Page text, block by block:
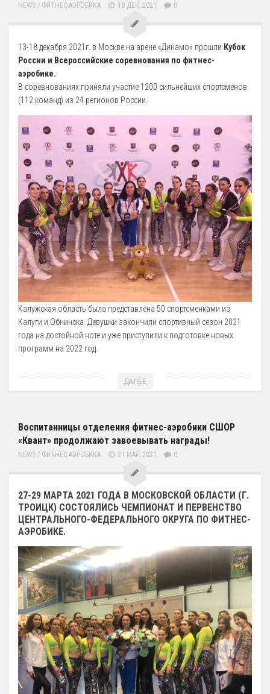
NEWS / ФИТНЕС-АЭРОБИКА 18 ДЕК, 2021 0
13-18 декабря 2021г. в Москве на арене «Динамо» прошли Кубок
России и Всероссийские соревнования по фитнес-
аэробике.
В соревнованиях приняли участие 1200 сильнейших спортсменов
(112 команд) из 24 регионов России.
Калужская область была представлена 50 спортсменками из
Калуги и Обнинска. Девушки закончили спортивный сезон 2021
года на достойной ноте и уже приступили к подготовке новых
программ на 2022 год.
ДАЛЕЕ
Воспитанницы отделения фитнес-аэробики СШОР
«Квант» продолжают завоевывать награды!
NEWS / ФИТНЕС-АЭРОБИКА 31 МАР, 2021 0
27-29 МАРТА 2021 ГОДА В МОСКОВСКОЙ ОБЛАСТИ (Г.
ТРОИЦК) СОСТОЯЛИСЬ ЧЕМПИОНАТ И ПЕРВЕНСТВО
ЦЕНТРАЛЬНОГО-ФЕДЕРАЛЬНОГО ОКРУГА ПО ФИТНЕС-
АЭРОБИКЕ.